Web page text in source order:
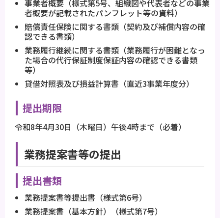
事業者概要（様式第5号、組織図や代表者などの事業
者概要が記載されたパンフレット等の資料）
賠償責任保険に関する書類（契約及び補償内容の確
認できる書類）
業務履行継続に関する書類（業務履行が困難となっ
た場合の代行保証制度保証内容の確認できる書類
等）
貸借対照表及び損益計算書（直近3事業年度分）
提出期限
令和8年4月30日（木曜日）午後4時まで（必着）
業務提案書等の提出
提出書類
業務提案書等提出書（様式第6号）
業務提案書（基本方針）（様式第7号）